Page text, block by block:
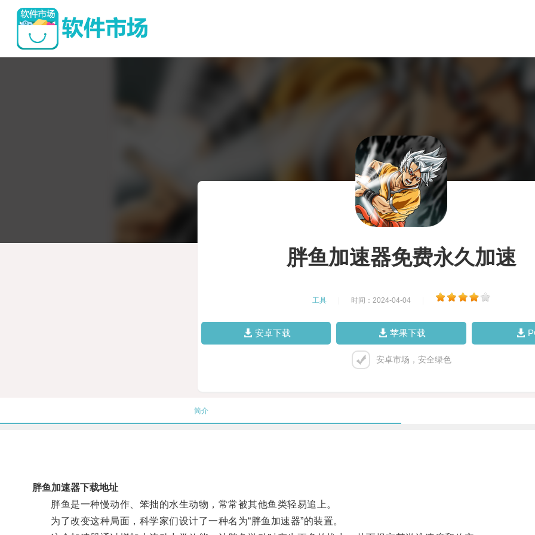
胖鱼加速器免费永久加速
工具 时间：2024-04-04
安卓下载 苹果下载
安卓市场，安全绿色
简介
胖鱼加速器下载地址
胖鱼是一种慢动作、笨拙的水生动物，常常被其他鱼类轻易追上。
为了改变这种局面，科学家们设计了一种名为“胖鱼加速器”的装置。